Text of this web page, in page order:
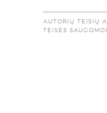
AUTORIŲ TEISIŲ
TEISĖS